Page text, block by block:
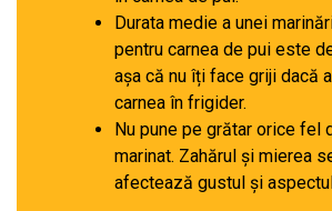
Durata medie a unei
pentru carnea de pui este
așa că nu îți face griji dacă
carnea în frigider.
Nu pune pe grătar orice fel
marinat. Zahărul și mierea
afectează gustul și